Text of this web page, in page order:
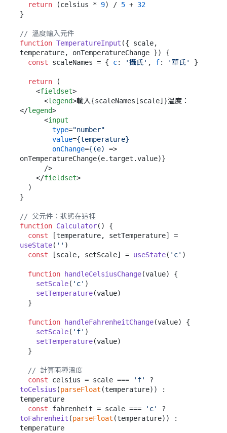
return (celsius * 9) / 5 + 32
}
// 溫度輸入元件
function TemperatureInput ({ scale,
temperature, onTemperatureChange }) {
const scaleNames = { c: '攝氏' , f: '華氏' }
return (
<fieldset>
<legend>輸入{scaleNames[scale]}溫度：
</legend>
<input
type="number"
value={temperature}
onChange={(e)
=>
onTemperatureChange(e.target.value)}
</fieldset>
}
// 父元件：狀態在這裡
function Calculator( ) {
const
useState( '' )
const [scale, setScale] = useState( 'c' )
function handleCelsiusChange(value) {
setScale( 'c' )
setTemperature(value)
function handleFahrenheitChange(value) {
setScale( 'f' )
setTemperature(value)
// 計算兩種溫度
const celsius = scale === 'f'
toCelsius (parseFloat (temperature)) :
temperature
const fahrenheit = scale === 'c'
toFahrenheit (parseFloat (temperature)) :
temperature